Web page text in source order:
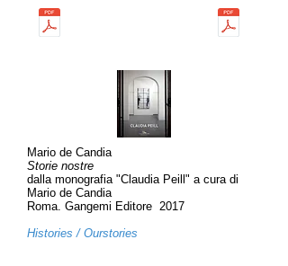
Mario de Candia
Storie nostre
dalla monografia "Claudia Peill" a cura di
Mario de Candia
Roma. Gangemi Editore 2017
Histories / Ourstories